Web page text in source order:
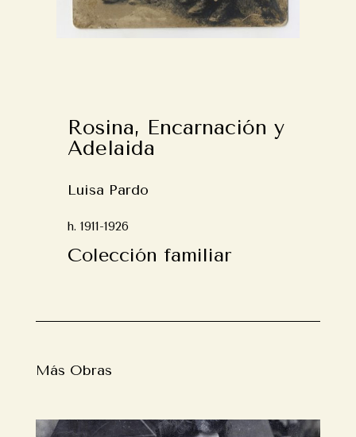
Rosina, Encarnación y
Adelaida
Luisa Pardo
h. 1911-1926
Colección familiar
Más Obras